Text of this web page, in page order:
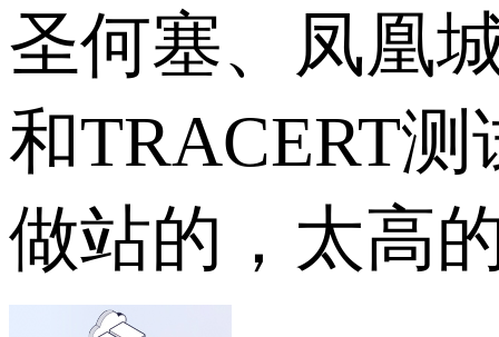
圣何塞、凤凰
和TRACERT
做站的，太高